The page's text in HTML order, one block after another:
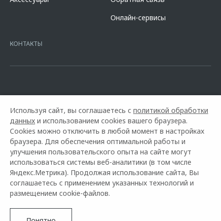
кредита в разделе «Кредит на покупку автомобиля у дилера» на
Кредит предоставляет АО Альфа-Банк. ИНН
16.01.2015. Предложение ограничено и не является публичной
Онлайн-сервисы
КОНТАКТЫ
Горячая линия OMODA: +7 (812) 614-54-47
Используя сайт, вы соглашаетесь с политикой обработки
данных и использованием cookies вашего браузера.
Cookies можно отключить в любой момент в настройках
браузера. Для обеспечения оптимальной работы и
улучшения пользовательского опыта на сайте могут
использоваться системы веб-аналитики (в том числе
Яндекс.Метрика). Продолжая использование сайта, Вы
соглашаетесь с применением указанных технологий и
размещением cookie-файлов.